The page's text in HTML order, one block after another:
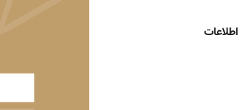
اطلاعات